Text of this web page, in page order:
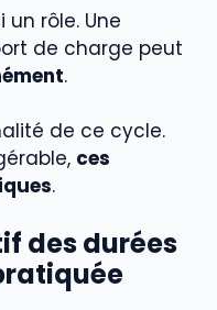
un rôle. Une
de charge peut
.
de ce cycle.
ces
.
des durées